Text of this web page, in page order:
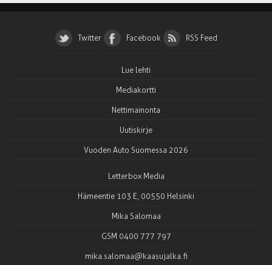
Twitter Facebook RSS Feed
Lue lehti
Mediakortti
Nettimainonta
Uutiskirje
Vuoden Auto Suomessa 2026
Letterbox Media
Hämeentie 103 E, 00550 Helsinki
Mika Salomaa
GSM 0400 777 797
mika.salomaa@kaasujalka.fi